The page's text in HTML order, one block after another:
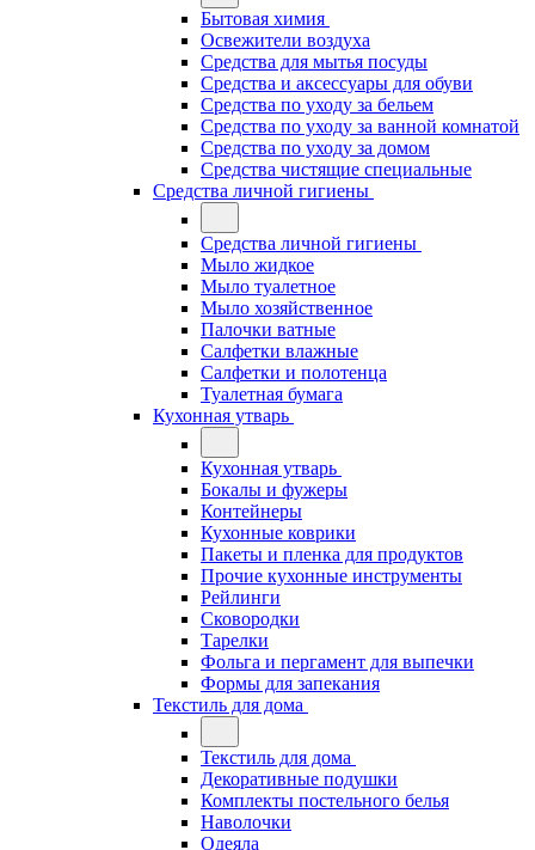
Бытовая химия
Освежители воздуха
Средства для мытья посуды
Средства и аксессуары для обуви
Средства по уходу за бельем
Средства по уходу за ванной комнатой
Средства по уходу за домом
Средства чистящие специальные
Средства личной гигиены
Средства личной гигиены
Мыло жидкое
Мыло туалетное
Мыло хозяйственное
Палочки ватные
Салфетки влажные
Салфетки и полотенца
Туалетная бумага
Кухонная утварь
Кухонная утварь
Бокалы и фужеры
Контейнеры
Кухонные коврики
Пакеты и пленка для продуктов
Прочие кухонные инструменты
Рейлинги
Сковородки
Тарелки
Фольга и пергамент для выпечки
Формы для запекания
Текстиль для дома
Текстиль для дома
Декоративные подушки
Комплекты постельного белья
Наволочки
Одеяла